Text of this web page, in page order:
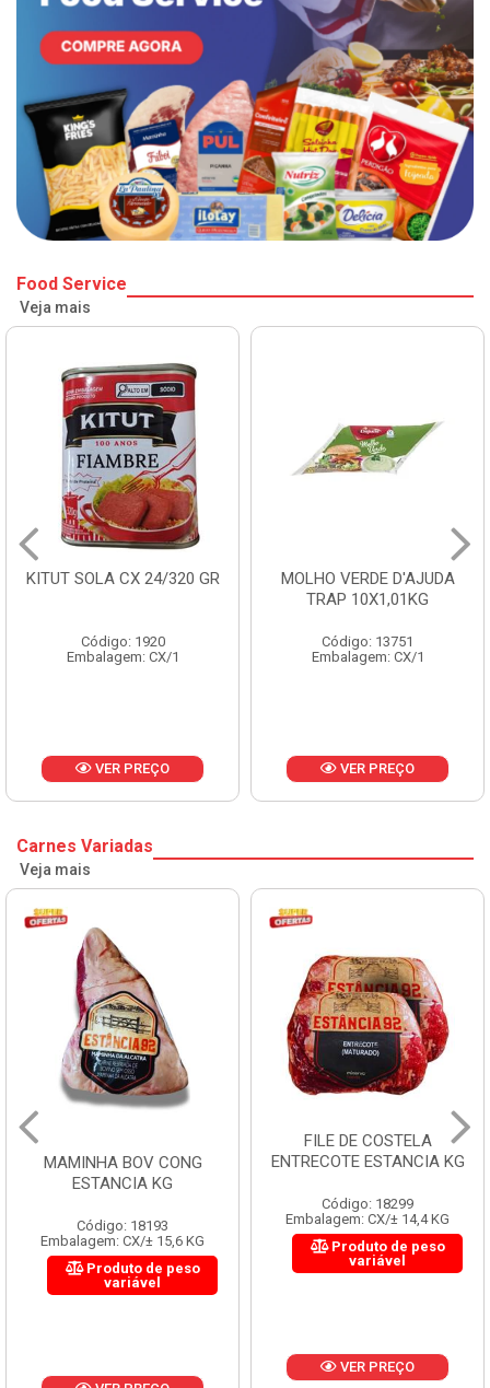
Food Service
Veja mais
KITUT SOLA CX 24/320 GR
Código: 1920
Embalagem: CX/1
VER PREÇO
MOLHO VERDE D'AJUDA
TRAP 10X1,01KG
Código: 13751
Embalagem: CX/1
VER PREÇO
Carnes Variadas
Veja mais
MAMINHA BOV CONG
ESTANCIA KG
Código: 18193
Embalagem: CX/± 15,6 KG
Produto de peso
variável
FILE DE COSTELA
ENTRECOTE ESTANCIA KG
Código: 18299
Embalagem: CX/± 14,4 KG
Produto de peso
variável
VER PREÇO